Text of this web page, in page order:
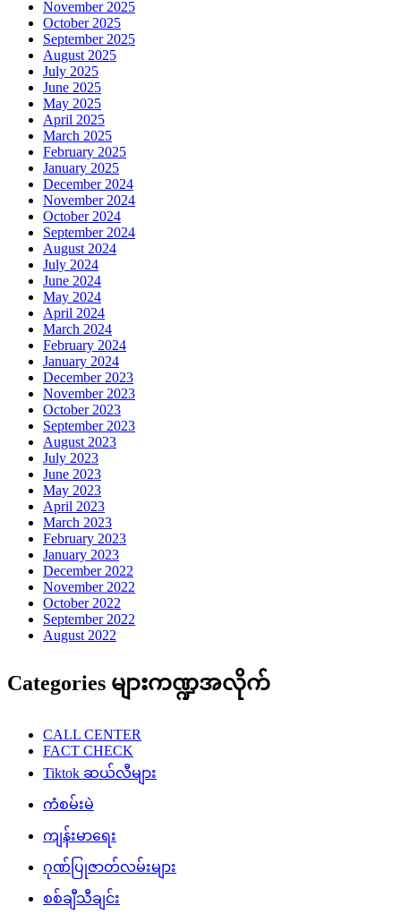
November 2025
October 2025
September 2025
August 2025
July 2025
June 2025
May 2025
April 2025
March 2025
February 2025
January 2025
December 2024
November 2024
October 2024
September 2024
August 2024
July 2024
June 2024
May 2024
April 2024
March 2024
February 2024
January 2024
December 2023
November 2023
October 2023
September 2023
August 2023
July 2023
June 2023
May 2023
April 2023
March 2023
February 2023
January 2023
December 2022
November 2022
October 2022
September 2022
August 2022
Categories များကဏ္ဍအလိုက်
CALL CENTER
FACT CHECK
Tiktok ဆယ်လီများ
ကံစမ်းမဲ
ကျန်းမာရေး
ဂုဏ်ပြုဇာတ်လမ်းများ
စစ်ချီသီချင်း